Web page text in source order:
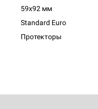
59x92 мм
Standard Euro
Протекторы